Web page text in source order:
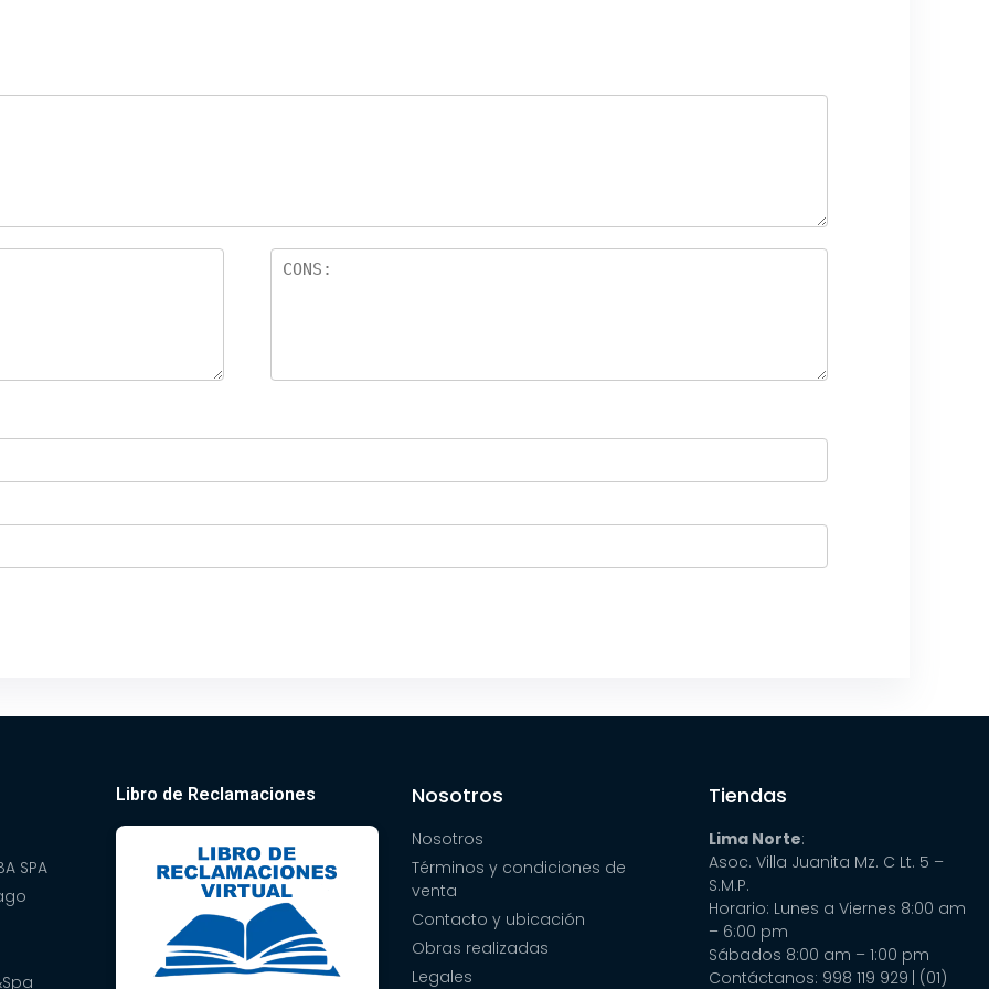
SPA
Libro de Reclamaciones Nosotros
Nosotros
Términos y condiciones de
venta
Contacto y ubicación
Obras realizadas
Legales
Tiendas
Lima Norte:
Asoc. Villa Juanita Mz. C Lt. 5 –
S.M.P.
Horario: Lunes a Viernes 8:00 am
– 6:00 pm
Sábados 8:00 am – 1:00 pm
Contáctanos: 998 119 929 | (01)